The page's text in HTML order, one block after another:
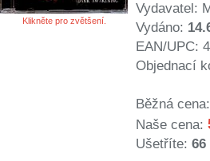
Klikněte pro zvětšení.
Vydavatel:
Vydáno:
EAN/UPC:
Objednací
Běžná cena:
Naše cena:
Ušetříte: 66